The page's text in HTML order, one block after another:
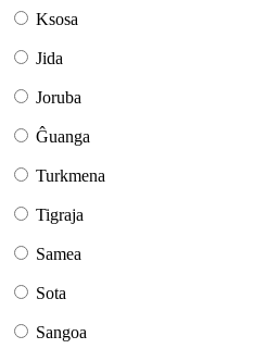
Ksosa
Jida
Joruba
Ĝuanga
Turkmena
Tigraja
Samea
Sota
Sangoa